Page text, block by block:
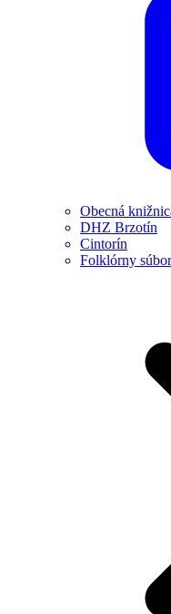
Obecná
DHZ Brzotín
Cintorín
Folklórny súbor